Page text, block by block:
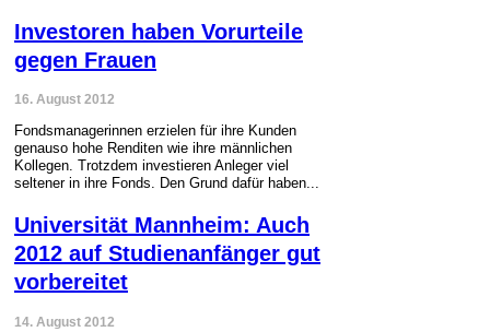
Investoren haben Vorurteile
gegen Frauen
16. August 2012
Fondsmanagerinnen erzielen für ihre Kunden
genauso hohe Renditen wie ihre männlichen
Kollegen. Trotzdem investieren Anleger viel
seltener in ihre Fonds. Den Grund dafür haben...
Universität Mannheim: Auch
2012 auf Studienanfänger gut
vorbereitet
14. August 2012